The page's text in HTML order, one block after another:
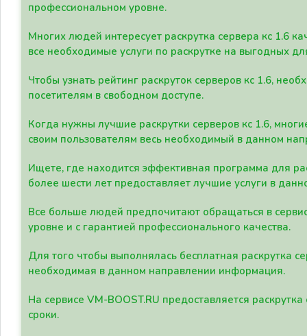
профессиональном уровне.
Многих людей интересует раскрутка сервера кс 1.6
все необходимые услуги по раскрутке на выгодных
Чтобы узнать рейтинг раскруток серверов кс 1.6,
посетителям в свободном доступе.
Когда нужны лучшие раскрутки серверов кс 1.6,
своим пользователям весь необходимый в данном
Ищете, где находится эффективная программа для
более шести лет предоставляет лучшие услуги в
Все больше людей предпочитают обращаться в
уровне и с гарантией профессионального качества.
Для того чтобы выполнялась бесплатная раскрутка
необходимая в данном направлении информация.
На сервисе VM-BOOST.RU предоставляется
сроки.